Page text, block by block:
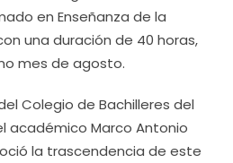
en Enseñanza de la
una duración de 40 horas,
mes de agosto.
Colegio de Bachilleres del
académico Marco Antonio
la trascendencia de este